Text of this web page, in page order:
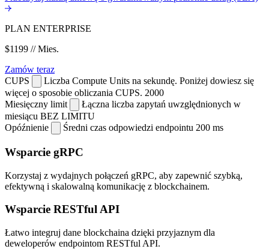
PLAN ENTERPRISE
$1199 // Mies.
Zamów teraz
CUPS
Liczba Compute Units na sekundę. Poniżej dowiesz się
więcej o sposobie obliczania CUPS. 2000
Miesięczny limit
Łączna liczba zapytań uwzględnionych w
miesiącu BEZ LIMITU
Opóźnienie
Średni czas odpowiedzi endpointu 200 ms
Wsparcie gRPC
Korzystaj z wydajnych połączeń gRPC, aby zapewnić szybką,
efektywną i skalowalną komunikację z blockchainem.
Wsparcie RESTful API
Łatwo integruj dane blockchaina dzięki przyjaznym dla
deweloperów endpointom RESTful API.